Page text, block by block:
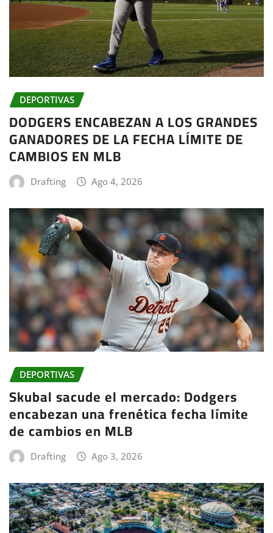
DEPORTIVAS
DODGERS ENCABEZAN A LOS GRANDES
GANADORES DE LA FECHA LÍMITE DE
CAMBIOS EN MLB
Drafting Ago 4, 2026
DEPORTIVAS
Skubal sacude el mercado: Dodgers
encabezan una frenética fecha límite
de cambios en MLB
Drafting Ago 3, 2026